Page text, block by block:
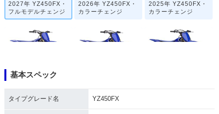
2027年 YZ450FX・
フルモデルチェンジ
2026年 YZ450FX・
カラーチェンジ
2025年 YZ450FX・
カラーチェンジ
基本スペック
タイプグレード名 YZ450FX